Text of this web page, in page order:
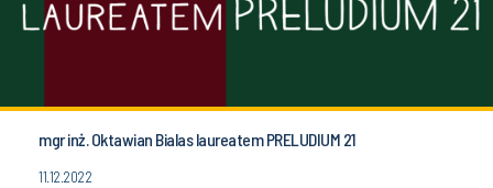
mgr inż. Oktawian Bialas laureatem PRELUDIUM 21
11.12.2022